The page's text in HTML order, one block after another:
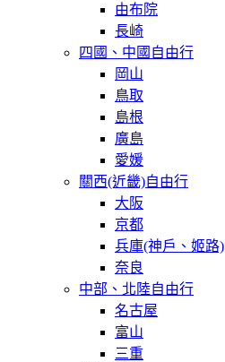
由布院
長崎
四國、中國自由行
岡山
鳥取
島根
廣島
愛媛
關西(近畿)自由行
大阪
京都
兵庫(神戶、姬路)
奈良
中部、北陸自由行
名古屋
富山
三重